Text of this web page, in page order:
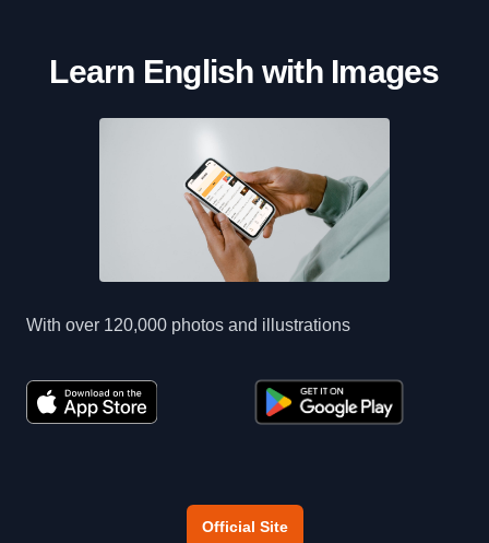
Learn English with Images
With over 120,000 photos and illustrations
Official Site